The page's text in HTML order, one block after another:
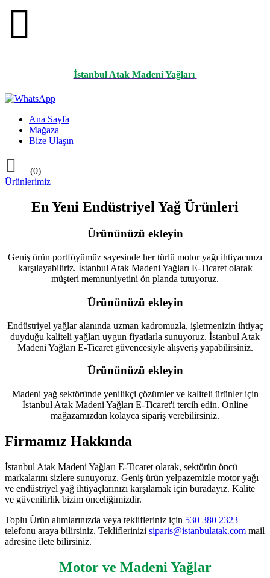

İstanbul Atak Madeni Yağları
Ana Sayfa
Mağaza
Bize Ulaşın

(0)
Ürünlerimiz
En Yeni Endüstriyel Yağ Ürünleri
Ürününüzü ekleyin
Geniş ürün portföyümüz sayesinde her türlü motor yağı ihtiyacınızı
karşılayabiliriz. İstanbul Atak Madeni Yağları E-Ticaret olarak
müşteri memnuniyetini ön planda tutuyoruz.
Ürününüzü ekleyin
Endüstriyel yağlar alanında uzman kadromuzla, işletmenizin ihtiyaç
duyduğu kaliteli yağları uygun fiyatlarla sunuyoruz. İstanbul Atak
Madeni Yağları E-Ticaret güvencesiyle alışveriş yapabilirsiniz.
Ürününüzü ekleyin
Madeni yağ sektöründe yenilikçi çözümler ve kaliteli ürünler için
İstanbul Atak Madeni Yağları E-Ticaret'i tercih edin. Online
mağazamızdan kolayca sipariş verebilirsiniz.
Firmamız Hakkında
İstanbul Atak Madeni Yağları E-Ticaret olarak, sektörün öncü
markalarını sizlere sunuyoruz. Geniş ürün yelpazemizle motor yağı
ve endüstriyel yağ ihtiyaçlarınızı karşılamak için buradayız. Kalite
ve güvenilirlik bizim önceliğimizdir.
Toplu Ürün alımlarınızda veya teklifleriniz için 530 380 2323
telefonu araya bilirsiniz. Tekliflerinizi siparis@istanbulatak.com mail
adresine ilete bilirsiniz.
Motor ve Madeni Yağlar